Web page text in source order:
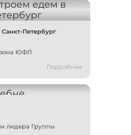
Петербург
ЮФЛ
Подробнее
лидера Группы